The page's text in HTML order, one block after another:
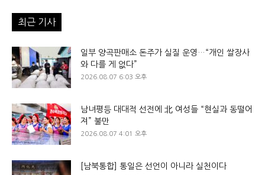
최근 기사
일부 양곡판매소 돈주가 실질 운영…“개인 쌀장사
와 다를 게 없다”
2026.08.07 6:03 오후
남녀평등 대대적 선전에 北 여성들 “현실과 동떨어
져” 불만
2026.08.07 4:01 오후
[남북통합] 통일은 선언이 아니라 실천이다